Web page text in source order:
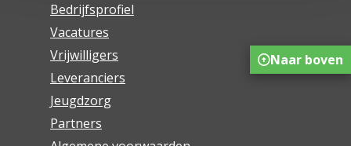
Bedrijfsprofiel
Vacatures
Vrijwilligers
Leveranciers
Jeugdzorg
Partners
Naar boven